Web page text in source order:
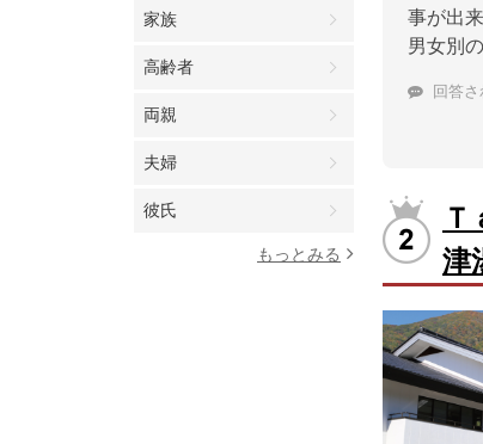
家族
高齢者
両親
夫婦
彼氏
もっとみる
事が出
男女別
回答さ
津